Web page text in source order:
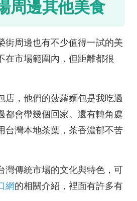
周邊其他美食
街周邊也有不少值得一試的美
在市場範圍內，但距離都很
店，他們的菠蘿麵包是我吃過
都會帶幾個回家。還有轉角處
台灣本地茶葉，茶香濃郁不苦
灣傳統市場的文化與特色，可
網的相關介紹，裡面有許多有